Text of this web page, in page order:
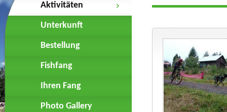
Aktivitäten
Unterkunft
Bestellung
Fishfang
Ihren Fang
Photo Gallery